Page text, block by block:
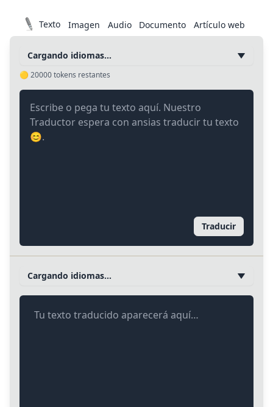
Texto Imagen Audio Documento Artículo web
Cargando idiomas…
🟡 20000tokens restantes
Traducir
Cargando idiomas…
Tu texto traducido aparecerá aquí…